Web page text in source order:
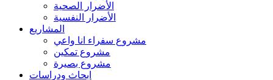
الأضرار الصحية
الأضرار النفسية
المشاريع
مشروع سفراء انا واعي
مشروع تمكين
مشروع بصيرة
ابحاث ودراسات